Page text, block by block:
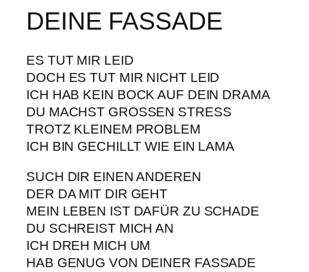
DEINE FASSADE
ES TUT MIR LEID
DOCH ES TUT MIR NICHT LEID
ICH HAB KEIN BOCK AUF DEIN DRAMA
DU MACHST GROSSEN STRESS
TROTZ KLEINEM PROBLEM
ICH BIN GECHILLT WIE EIN LAMA
SUCH DIR EINEN ANDEREN
DER DA MIT DIR GEHT
MEIN LEBEN IST DAFÜR ZU SCHADE
DU SCHREIST MICH AN
ICH DREH MICH UM
HAB GENUG VON DEINER FASSADE